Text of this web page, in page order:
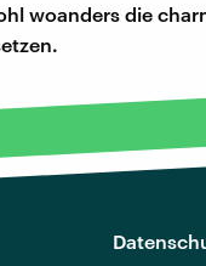
woanders die